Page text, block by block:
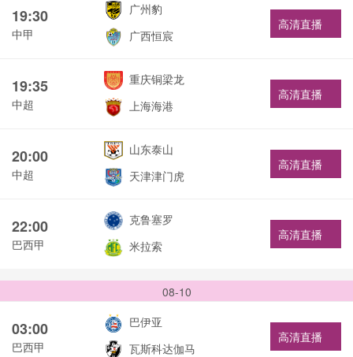
19:30
中甲
广州豹
广西恒宸
高清直播
19:35
中超
重庆铜梁龙
上海海港
高清直播
20:00
中超
山东泰山
天津津门虎
高清直播
22:00
巴西甲
克鲁塞罗
米拉索
高清直播
08-10
03:00
巴西甲
巴伊亚
瓦斯科达伽马
高清直播